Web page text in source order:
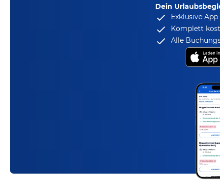
Dein
Exklusive
Komplett
Alle